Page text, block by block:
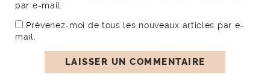
par e-mail.
Prévenez-moi de tous les nouveaux articles par e-
mail.